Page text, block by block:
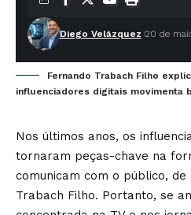
Diego Velázquez 20 de
Fernando Trabach Filho
influenciadores digitais movimenta
Nos últimos anos, os
tornaram peças-chave na
comunicam com o público,
Trabach Filho. Portanto, se